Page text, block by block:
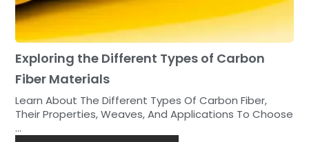
Exploring the Different Types of Carbon
Fiber Materials
Learn About The Different Types Of Carbon Fiber,
Their Properties, Weaves, And Applications To Choose
...